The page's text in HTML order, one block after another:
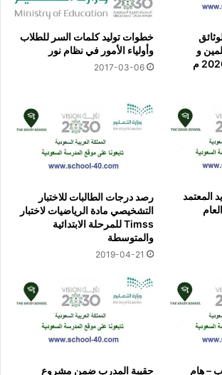
و
خطوات توليد كلمات السر للطلاب
وأولياء الأمور في نظام نور
2017-03-06
المعتمد
العام
رصد درجات الطالبات للاختبار
التشخيصي مادة الرياضيات لاختبار
Timss للمرحلة الابتدائية
والمتوسطة
2019-04-21
– هام
حقيبة المدرب ضمن مشروع